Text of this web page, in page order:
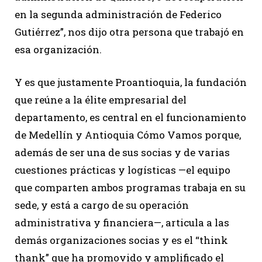
en la segunda administración de Federico
Gutiérrez”, nos dijo otra persona que trabajó en
esa organización.
Y es que justamente Proantioquia, la fundación
que reúne a la élite empresarial del
departamento, es central en el funcionamiento
de Medellín y Antioquia Cómo Vamos porque,
además de ser una de sus socias y de varias
cuestiones prácticas y logísticas —el equipo
que comparten ambos programas trabaja en su
sede, y está a cargo de su operación
administrativa y financiera—, articula a las
demás organizaciones socias y es el “think
thank” que ha promovido y amplificado el